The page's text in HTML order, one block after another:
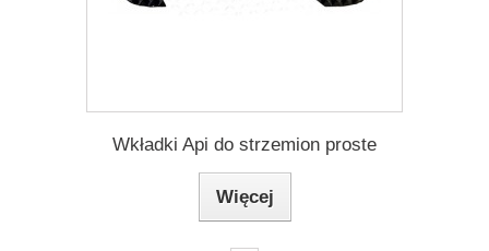
Wkładki Api do strzemion proste
Więcej